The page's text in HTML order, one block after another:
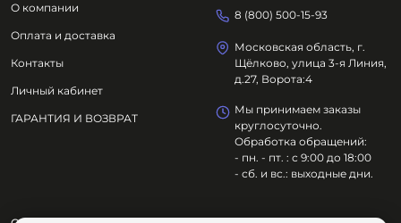
О компании
Оплата и доставка
Контакты
Личный кабинет
ГАРАНТИЯ И ВОЗВРАТ
8 (800) 500-15-93
Московская область, г.
Щёлково, улица 3-я Линия,
д.27, Ворота:4
Мы принимаем заказы
круглосуточно.
Обработка обращений:
- пн. - пт. : с 9:00 до 18:00
- сб. и вс.: выходные дни.